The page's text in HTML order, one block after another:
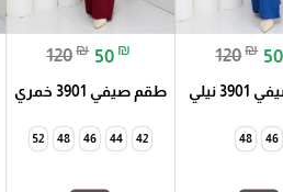
120₪ 50
نيلي
46
48
120₪ 50 ₪
طقم صيفي 3901 خمري
42
44
46
48
52